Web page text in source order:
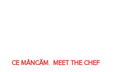
CE MÂNCĂM MEET THE CHEF